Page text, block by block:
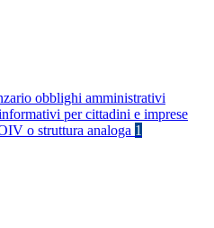
obblighi amministrativi
per cittadini e imprese
o struttura analoga 1